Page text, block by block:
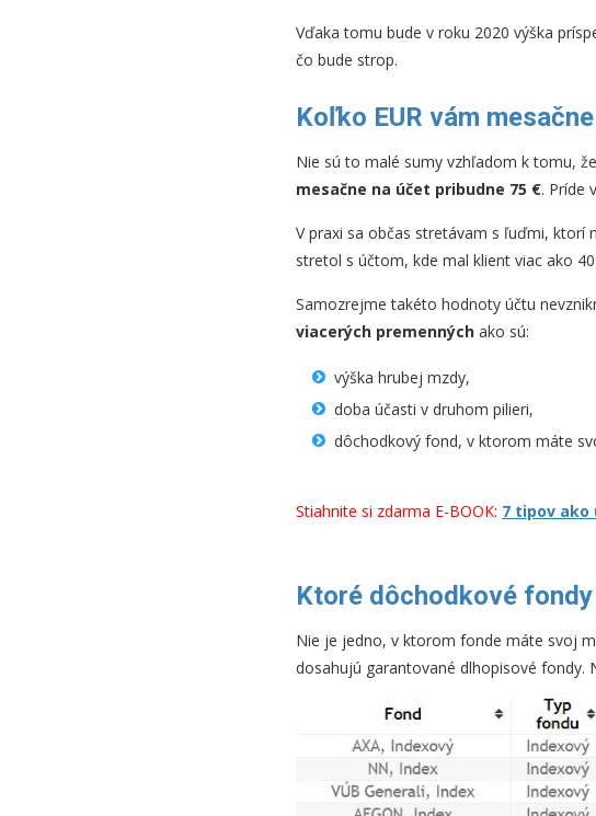
Vďaka tomu bude v roku 2020 výška
čo bude strop.
Koľko EUR vám
Nie sú to malé sumy vzhľadom k tomu,
mesačne na účet pribudne 75 €. Príde
V praxi sa občas stretávam s ľuďmi, ktorí
stretol s účtom, kde mal klient viac ako
Samozrejme takéto hodnoty účtu
viacerých premenných ako sú:
výška hrubej mzdy,
doba účasti v druhom pilieri,
dôchodkový fond, v ktorom máte
Stiahnite si zdarma E-BOOK: 7 tipov ako
Ktoré dôchodkové
Nie je jedno, v ktorom fonde máte svoj
dosahujú garantované dlhopisové fondy.